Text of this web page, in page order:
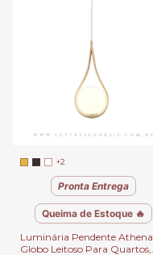
+2
Pronta Entrega
Queima de Estoque 🔥
Luminária Pendente Athena
Globo Leitoso Para Quartos,